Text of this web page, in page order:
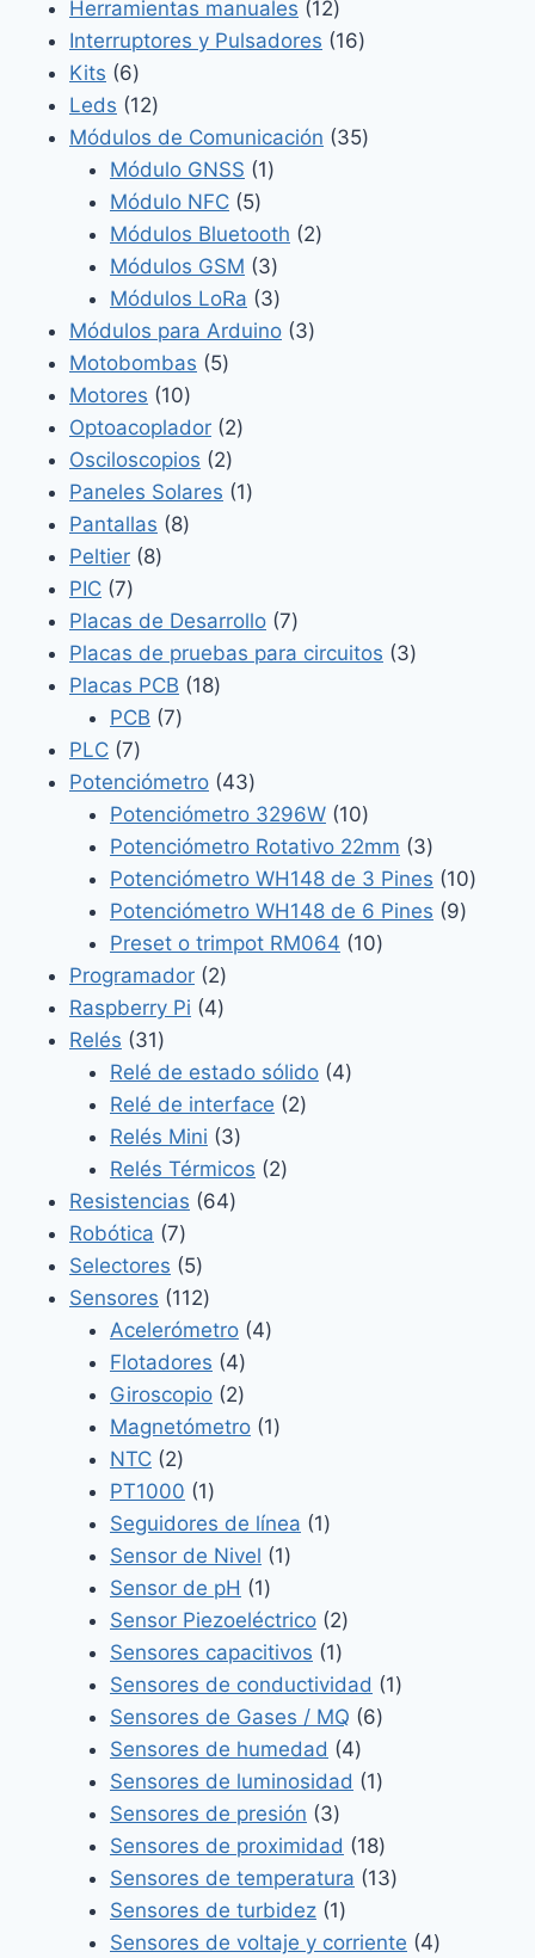
productos
Herramientas manuales 1212
productos
Interruptores y Pulsadores 1616
Kits 66
productos
Leds 1212
productos
Módulos de Comunicación 3535
Módulo GNSS 11
Módulo NFC 55
productos
Módulos Bluetooth 22
Módulos GSM 33
productos
Módulos LoRa 33
productos
Módulos para Arduino 33
Motobombas 55
Motores 1010
productos
Optoacoplador 22
Osciloscopios 22
productos
Paneles Solares 11
Pantallas 88
Peltier 88
PIC 77
productos
Placas de Desarrollo 77
productos
Placas de pruebas para circuitos 33
Placas PCB 1818
PCB 77
PLC 77
productos
Potenciómetro 4343
productos
Potenciómetro 3296W 1010
productos
Potenciómetro Rotativo 22mm 33
productos
Potenciómetro WH148 de 3 Pines 1010
Potenciómetro WH148 de 6 Pines 99
Preset o trimpot RM064 1010
Programador 22
productos
Raspberry Pi 44
Relés 3131
productos
Relé de estado sólido 44
Relé de interface 22
Relés Mini 33
productos
Relés Térmicos 22
Resistencias 6464
Robótica 77
productos
Selectores 55
productos
Sensores 112112
productos
Acelerómetro 44
Flotadores 44
productos
Giroscopio 22
productos
Magnetómetro 11
NTC 22
productos
PT1000 11
producto
Seguidores de línea 11
Sensor de Nivel 11
Sensor de pH 11
producto
Sensor Piezoeléctrico 22
productos
Sensores capacitivos 11
producto
Sensores de conductividad 11
Sensores de Gases / MQ 66
Sensores de humedad 44
productos
Sensores de luminosidad 11
Sensores de presión 33
productos
Sensores de proximidad 1818
productos
Sensores de temperatura 1313
Sensores de turbidez 11
producto
Sensores de voltaje y corriente 44